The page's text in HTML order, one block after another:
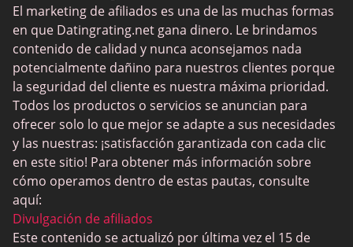
MyLOL
Citas gay
Citas lesbianas
Sitios de citas negras
SugarDaddyMeet
LatinAmericanCupid
CatholicMatch
El marketing de afiliados es una de las muchas formas
en que Datingrating.net gana dinero. Le brindamos
contenido de calidad y nunca aconsejamos nada
potencialmente dañino para nuestros clientes porque
la seguridad del cliente es nuestra máxima prioridad.
Todos los productos o servicios se anuncian para
ofrecer solo lo que mejor se adapte a sus necesidades
y las nuestras: ¡satisfacción garantizada con cada clic
en este sitio! Para obtener más información sobre
cómo operamos dentro de estas pautas, consulte
aquí:
Divulgación de afiliados
Este contenido se actualizó por última vez el 15 de